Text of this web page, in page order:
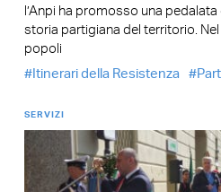
l’Anpi ha promosso una
storia partigiana del territorio.
popoli
Itinerari della Resistenza
SERVIZI